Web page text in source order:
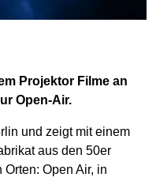
Projektor Filme an
Open-Air.
und zeigt mit einem
aus den 50er
Open Air, in